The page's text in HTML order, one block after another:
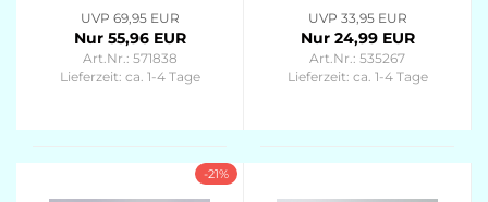
A320 “Teamflieger” -
D-AIZS
UVP 69,95 EUR
Nur 55,96 EUR
Art.Nr.: 571838
Lieferzeit: ca. 1-4 Tage
Boeing 757-200 “Ed
Force One” - The
Final Frontier World
Tour 2011 – G-STRX
UVP 33,95 EUR
Nur 24,99 EUR
Art.Nr.: 535267
Lieferzeit: ca. 1-4 Tage
-21%